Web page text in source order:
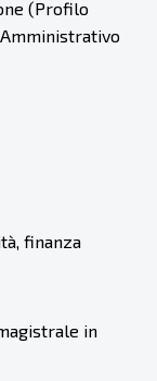
(Profilo
Amministrativo
finanza
in